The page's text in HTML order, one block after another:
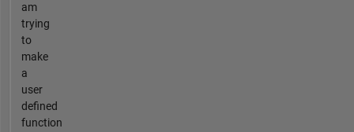
am
trying
to
make
a
user
defined
function